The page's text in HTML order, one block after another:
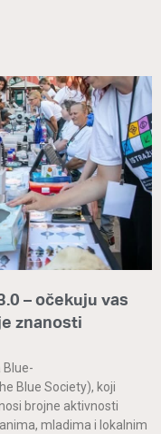
– očekuju vas
znanosti
Blue-
Blue Society), koji
brojne aktivnosti
mladima i lokalnim